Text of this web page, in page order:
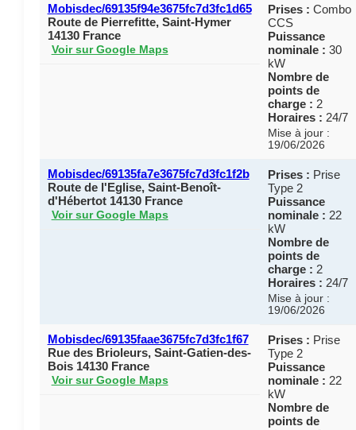
Mobisdec/69135f94e3675fc7d3fc1d65
Route de Pierrefitte, Saint-Hymer
14130 France
Voir sur Google Maps
Prises : Combo
CCS
Puissance
nominale : 30
kW
Nombre de
points de
charge : 2
Horaires : 24/7
Mise à jour :
19/06/2026
Mobisdec/69135fa7e3675fc7d3fc1f2b
Route de l'Eglise, Saint-Benoît-
d'Hébertot 14130 France
Voir sur Google Maps
Prises : Prise
Type 2
Puissance
nominale : 22
kW
Nombre de
points de
charge : 2
Horaires : 24/7
Mise à jour :
19/06/2026
Mobisdec/69135faae3675fc7d3fc1f67
Rue des Brioleurs, Saint-Gatien-des-
Bois 14130 France
Voir sur Google Maps
Prises : Prise
Type 2
Puissance
nominale : 22
kW
Nombre de
points de